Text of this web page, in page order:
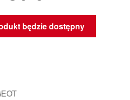
będzie dostępny